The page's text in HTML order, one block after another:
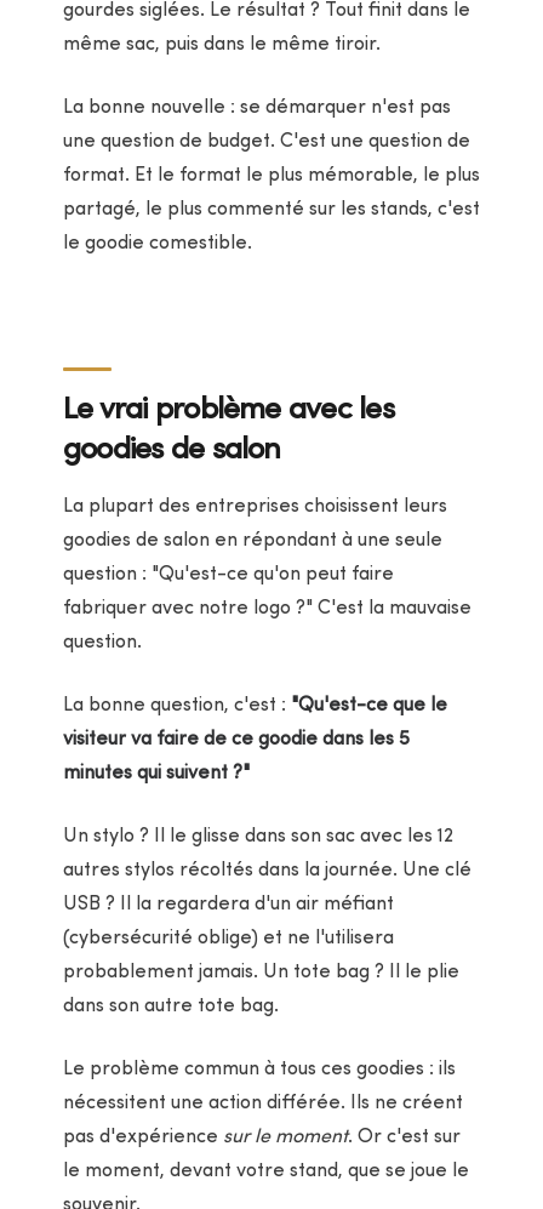
gourdes siglées. Le résultat ? Tout finit dans le
même sac, puis dans le même tiroir.
La bonne nouvelle : se démarquer n'est pas
une question de budget. C'est une question de
format. Et le format le plus mémorable, le plus
partagé, le plus commenté sur les stands, c'est
le goodie comestible.
Le vrai problème avec les
goodies de salon
La plupart des entreprises choisissent leurs
goodies de salon en répondant à une seule
question : "Qu'est-ce qu'on peut faire
fabriquer avec notre logo ?" C'est la mauvaise
question.
La bonne question, c'est : "Qu'est-ce que le
visiteur va faire de ce goodie dans les 5
minutes qui suivent ?"
Un stylo ? Il le glisse dans son sac avec les 12
autres stylos récoltés dans la journée. Une clé
USB ? Il la regardera d'un air méfiant
(cybersécurité oblige) et ne l'utilisera
probablement jamais. Un tote bag ? Il le plie
dans son autre tote bag.
Le problème commun à tous ces goodies : ils
nécessitent une action différée. Ils ne créent
pas d'expérience sur le moment. Or c'est sur
le moment, devant votre stand, que se joue le